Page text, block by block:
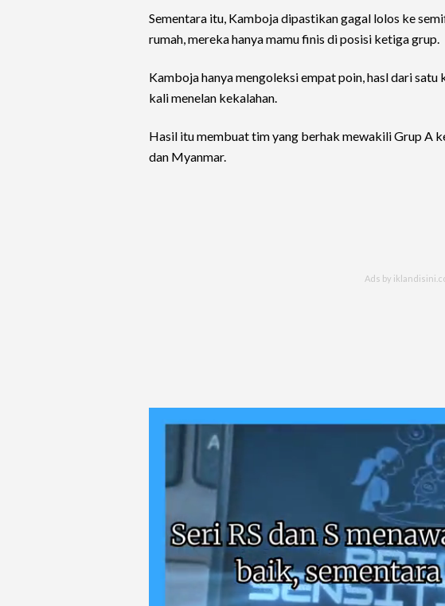
Sementara itu, Kamboja dipastikan gagal lolos ke
rumah, mereka hanya mamu finis di posisi ketiga grup.
Kamboja hanya mengoleksi empat poin, hasl dari satu
kali menelan kekalahan.
Hasil itu membuat tim yang berhak mewakili Grup A
dan Myanmar.